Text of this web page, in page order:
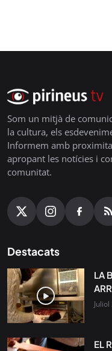
Som un mitjà de
la cultura, els
Informem amb
apropant les notícies i
comunitat.
Destacats
LA
EL